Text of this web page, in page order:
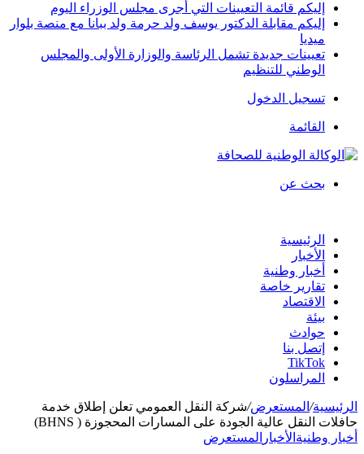
إليكم قائمة التعيينات التي أجرى مجلس الوزراء اليوم
إليكم مقابلة الدكتور يوسف ولد حرمة ولد ببانا مع منصة بلوار
ميديا
تعيينات جديدة تشمل الرئاسة والوزارة الأولى والمجلس
الوطني للتنظيم
تسجيل الدخول
القائمة
بحث عن
الرئيسية
الأخبار
أخبار وطنية
تقارير خاصة
الاقتصاد
بيئة
حوادث
إتصل بنا
TikTok
المراسلون
الرئيسية/ المستعرض/شركة النقل العمومي تعلن إطلاق خدمة
حافلات النقل عالية الجودة على المسارات المحجوزة ( BHNS)
أخبار وطنية الأخبار المستعرض